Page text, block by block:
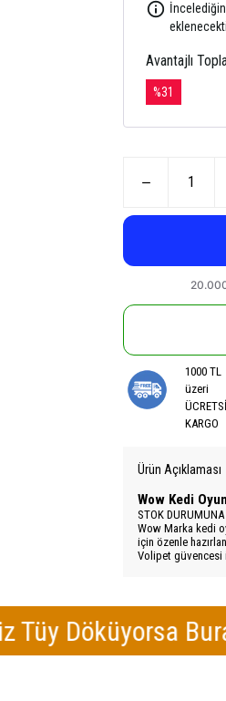
Avantajlı
%31
1000 TL
üzeri
KARGO
Ürün Açıklaması
Wow Kedi
STOK DURUMUNA
Wow Marka kedi
için özenle
Volipet
Buraya